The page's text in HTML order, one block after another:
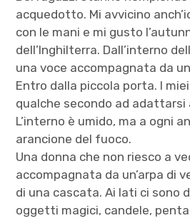
acquedotto. Mi avvicino
con le mani e mi gusto
dell’Inghilterra. Dall’interno
una voce accompagnata da
Entro dalla piccola porta. I
qualche secondo ad adattarsi
L’interno è umido, ma a ogni
arancione del fuoco.
Una donna che non riesco a
accompagnata da un’arpa di
di una cascata. Ai lati ci sono
oggetti magici, candele,